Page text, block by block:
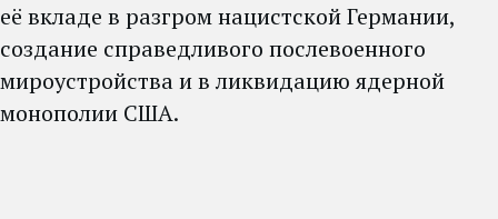
её вкладе в разгром нацистской Германии,
создание справедливого послевоенного
мироустройства и в ликвидацию ядерной
монополии США.